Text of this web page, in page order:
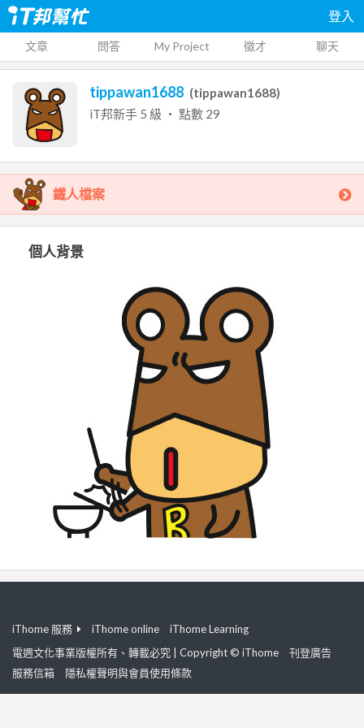
登入
文章 問答 My Project 徵才 聊天
tippawan1688 (tippawan1688)
iT邦新手 5 級 ‧ 點數 29
鐵人檔案
個人背景
iThome 服務 iThome online
iThome Learning
電週文化事業版權所有、轉載必究 | Copyright © iThome
刊登廣告
服務信箱
隱私權聲明與會員使用條款